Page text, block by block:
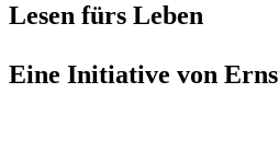
Lesen fürs Leben
Eine Initiative von